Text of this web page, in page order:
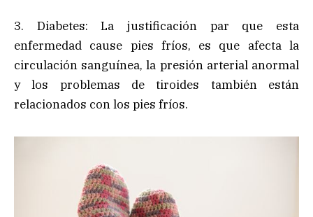
3. Diabetes: La justificación par que esta
enfermedad cause pies fríos, es que afecta la
circulación sanguínea, la presión arterial anormal
y los problemas de tiroides también están
relacionados con los pies fríos.